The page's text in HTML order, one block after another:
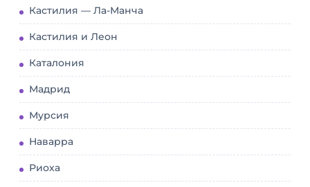
Кастилия — Ла-Манча
Кастилия и Леон
Каталония
Мадрид
Мурсия
Наварра
Риоха